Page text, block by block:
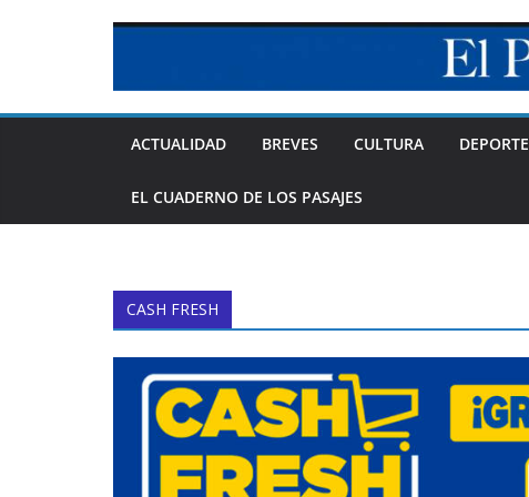
ACTUALIDAD BREVES CULTURA DEPORTE
EL CUADERNO DE LOS PASAJES
CASH FRESH